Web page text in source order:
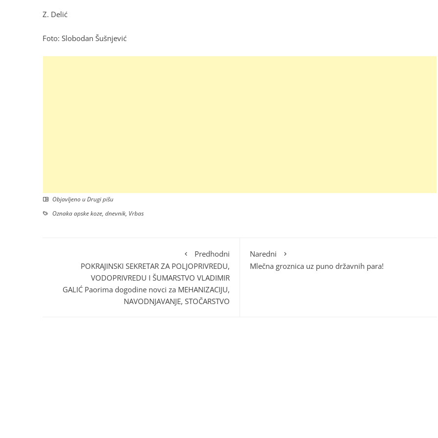
Z. Delić
Foto: Slobodan Šušnjević
Objavljeno uDrugi pišu
Oznakaapske koze, dnevnik, Vrbas
Predhodni
POKRAJINSKI SEKRETAR ZA POLJOPRIVREDU,
VODOPRIVREDU I ŠUMARSTVO VLADIMIR
GALIĆ Paorima dogodine novci za MEHANIZACIJU,
NAVODNJAVANJE, STOČARSTVO
Naredni
Mlečna groznica uz puno državnih para!